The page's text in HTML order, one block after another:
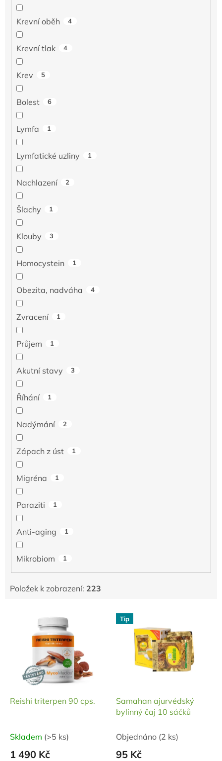
Krevní oběh 4
Krevní tlak 4
Krev 5
Bolest 6
Lymfa 1
Lymfatické uzliny 1
Nachlazení 2
Šlachy 1
Klouby 3
Homocystein 1
Obezita, nadváha 4
Zvracení 1
Průjem 1
Akutní stavy 3
Říhání 1
Nadýmání 2
Zápach z úst 1
Migréna 1
Paraziti 1
Anti-aging 1
Mikrobiom 1
Položek k zobrazení: 223
Reishi triterpen 90 cps.
Skladem (>5 ks)
1 490 Kč
Tip
Samahan ajurvédský
bylinný čaj 10 sáčků
Objednáno (2 ks)
95 Kč